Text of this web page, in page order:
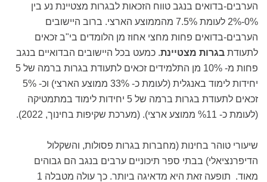
הערבים-בדואים בנגב טווח הזכאות לבגרות מצטיינת נע בין
0%-2% לעומת 7.5% מהממוצע הארצי. ברוב היישובים
הערבים-בדואים פחות מחצי אחוז מן הלומדים בי"ב זכאים
לתעודת בגרות מצטיינת. כמעט בכל היישובים הבדואיים בנגב
פחות מ- 10% מן התלמידים זכאים לתעודת בגרות ברמה של 5
יחידות לימוד באנגלית (לעומת כ- 33% ממוצע הארצי) וכ- 5%
זכאים לתעודת בגרות ברמה של 5 יחידות לימוד במתמטיקה
(לעומת כ- %11 ממוצע ארצי). (מערכת שקיפות בחינוך, 2022).
שיעורי טוהר בחינות (מחברות בגרות פסולות, והשקלול
הדיפרנציאלי) בבתי ספר תיכוניים ערבים בנגב הם גבוהים
מאוד. תופעה זאת היא מדאיגה ביותר. כך עולה מטבלה 1